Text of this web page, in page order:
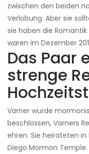
zwischen den beiden
Verlobung. Aber sie
sie haben die
waren im Dezember
Das Paar
strenge
Varner wurde
beschlossen, Varners
ehren. Sie heirateten
Diego Mormon